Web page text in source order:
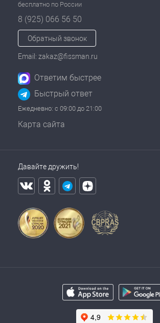
бесплатно по России
8 (925) 066 56 50
Обратный звонок
Email: zakaz@fissman.ru
Ответим быстрее
Быстрый ответ
Ежедневно: с 09:00 до 21:00
Карта сайта
Давайте дружить!